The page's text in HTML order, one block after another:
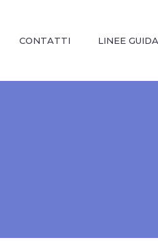
CONTATTI LINEE GUIDA